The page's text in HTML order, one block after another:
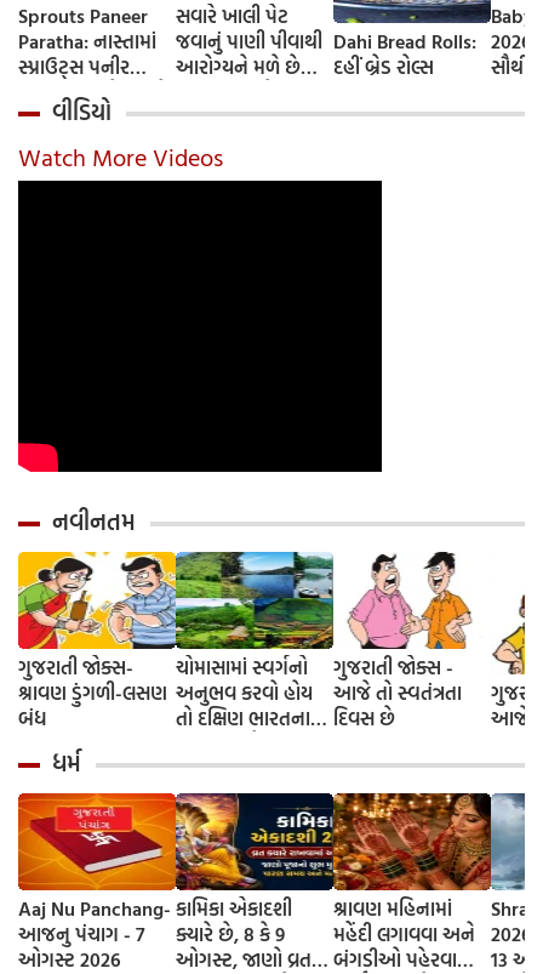
Sprouts Paneer
Paratha: નાસ્તામાં
સ્પ્રાઉટ્સ પનીર
પરાઠા બનાવો, તમને
પ્રોટીનનો ડબલ ડોઝ
મળશે
સવારે ખાલી પેટ
જવાનું પાણી પીવાથી
આરોગ્યને મળે છે
જાણીએ તેના ફાયદા
અને ઉપયોગ કરવાની
યોગ્ય રીત
Dahi Bread Rolls:
દહીં બ્રેડ રોલ્સ
Baby
વીડિયો
Watch More Videos
નવીનતમ
ગુજરાતી જોક્સ-
શ્રાવણ ડુંગળી-લસણ
બંધ
ચોમાસામાં સ્વર્ગનો
અનુભવ કરવો હોય
તો દક્ષિણ ભારતના
મુલાકાત લો
ગુજરાતી જોક્સ -
આજે તો સ્વતંત્રતા
દિવસ છે
આજે
ધર્મ
Aaj Nu Panchang-
આજનુ પંચાગ - 7
ઓગસ્ટ 2026
કામિકા એકાદશી
ક્યારે છે, 8 કે 9
ઓગસ્ટ, જાણો વ્રતની
શ્રાવણ મહિનામાં
મહેંદી લગાવવા અને
બંગડીઓ પહેરવાના
2026
13